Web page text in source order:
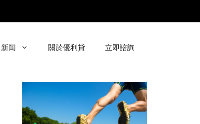
新闻 關於優利貸 立即諮詢